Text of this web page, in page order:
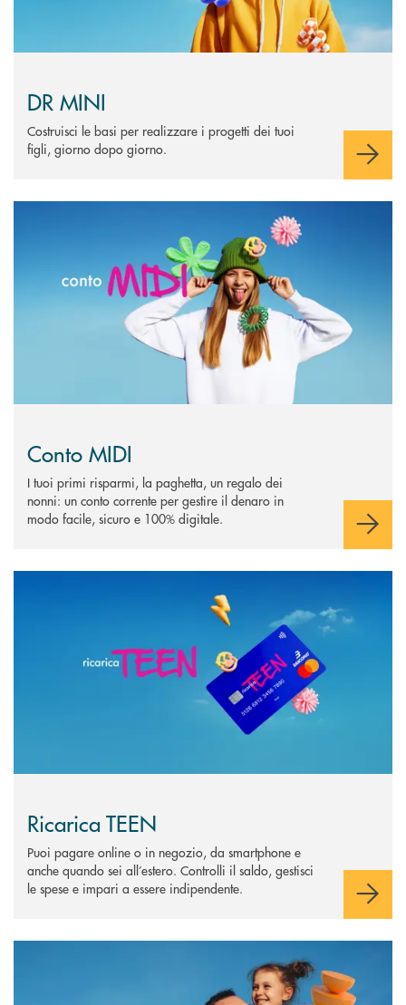
DR MINI
Costruisci le basi per realizzare i progetti dei tuoi
figli, giorno dopo giorno.
Conto MIDI
I tuoi primi risparmi, la paghetta, un regalo dei
nonni: un conto corrente per gestire il denaro in
modo facile, sicuro e 100% digitale.
Ricarica TEEN
Puoi pagare online o in negozio, da smartphone e
anche quando sei all’estero. Controlli il saldo, gestisci
le spese e impari a essere indipendente.